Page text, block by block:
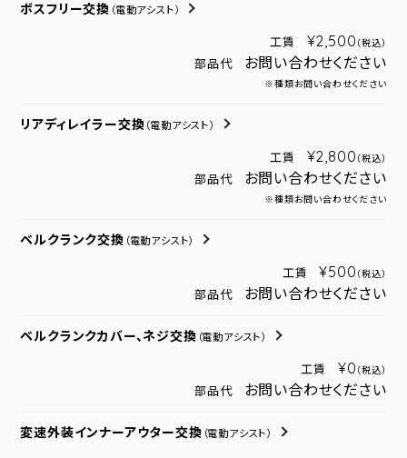
ボスフリー交換 （電動アシスト）
工賃 ¥2,500 （税込）
部品代 お問い合わせください
※種類お問い合わせください
リアディレイラー交換 （電動アシスト）
工賃 ¥2,800 （税込）
部品代 お問い合わせください
※種類お問い合わせください
ベルクランク交換 （電動アシスト）
工賃 ¥500 （税込）
部品代 お問い合わせください
ベルクランクカバー、ネジ交換 （電動アシスト）
工賃 ¥0 （税込）
部品代 お問い合わせください
変速外装インナーアウター交換 （電動アシスト）